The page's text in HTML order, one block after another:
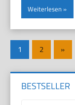
Weiterlesen
der
Beiträge
1 2 »
BESTSELLER